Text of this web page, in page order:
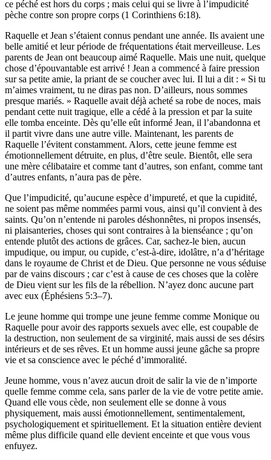
ce péché est hors du corps ; mais celui qui se livre à l’impudicité
pèche contre son propre corps (1 Corinthiens 6:18).
Raquelle et Jean s’étaient connus pendant une année. Ils avaient une
belle amitié et leur période de fréquentations était merveilleuse. Les
parents de Jean ont beaucoup aimé Raquelle. Mais une nuit, quelque
chose d’épouvantable est arrivé ! Jean a commencé à faire pression
sur sa petite amie, la priant de se coucher avec lui. Il lui a dit : « Si tu
m’aimes vraiment, tu ne diras pas non. D’ailleurs, nous sommes
presque mariés. » Raquelle avait déjà acheté sa robe de noces, mais
pendant cette nuit tragique, elle a cédé à la pression et par la suite
elle tomba enceinte. Dès qu’elle eût informé Jean, il l’abandonna et
il partit vivre dans une autre ville. Maintenant, les parents de
Raquelle l’évitent constamment. Alors, cette jeune femme est
émotionnellement détruite, en plus, d’être seule. Bientôt, elle sera
une mère célibataire et comme tant d’autres, son enfant, comme tant
d’autres enfants, n’aura pas de père.
Que l’impudicité, qu’aucune espèce d’impureté, et que la cupidité,
ne soient pas même nommées parmi vous, ainsi qu’il convient à des
saints. Qu’on n’entende ni paroles déshonnêtes, ni propos insensés,
ni plaisanteries, choses qui sont contraires à la bienséance ; qu’on
entende plutôt des actions de grâces. Car, sachez-le bien, aucun
impudique, ou impur, ou cupide, c’est-à-dire, idolâtre, n’a d’héritage
dans le royaume de Christ et de Dieu. Que personne ne vous séduise
par de vains discours ; car c’est à cause de ces choses que la colère
de Dieu vient sur les fils de la rébellion. N’ayez donc aucune part
avec eux (Éphésiens 5:3–7).
Le jeune homme qui trompe une jeune femme comme Monique ou
Raquelle pour avoir des rapports sexuels avec elle, est coupable de
la destruction, non seulement de sa virginité, mais aussi de ses désirs
intérieurs et de ses rêves. Et un homme aussi jeune gâche sa propre
vie et sa conscience avec le péché d’immoralité.
Jeune homme, vous n’avez aucun droit de salir la vie de n’importe
quelle femme comme cela, sans parler de la vie de votre petite amie.
Quand elle vous cède, non seulement elle se donne à vous
physiquement, mais aussi émotionnellement, sentimentalement,
psychologiquement et spirituellement. Et la situation entière devient
même plus difficile quand elle devient enceinte et que vous vous
enfuyez.